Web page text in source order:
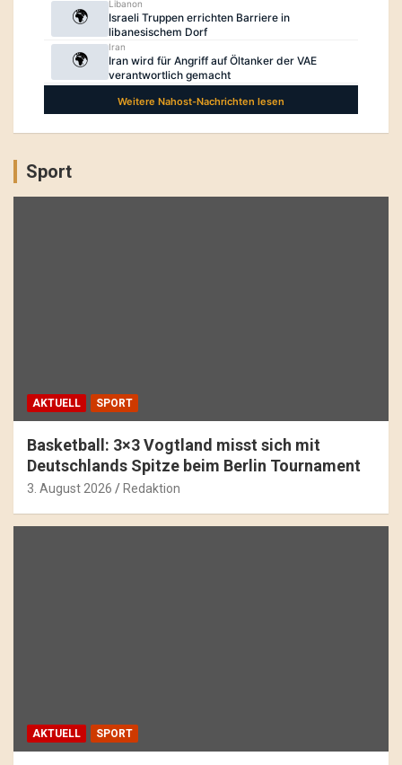
Sport
AKTUELL SPORT
Basketball: 3×3 Vogtland misst sich mit
Deutschlands Spitze beim Berlin Tournament
3. August 2026 Redaktion
AKTUELL SPORT